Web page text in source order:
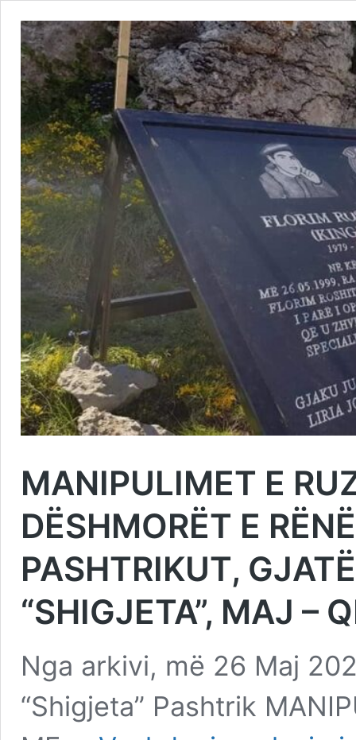
MANIPULIMET E
DËSHMORËT E
PASHTRIKUT,
“SHIGJETA”, MAJ –
Nga arkivi, më 26 Maj
“Shigjeta” Pashtrik